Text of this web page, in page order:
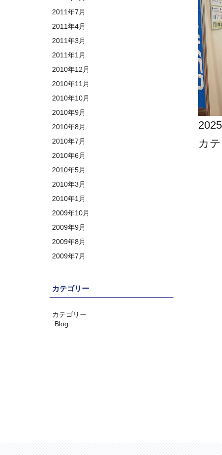
2011年7月
2011年4月
2011年3月
2011年1月
2010年12月
2010年11月
2010年10月
2010年9月
2010年8月
2010年7月
2010年6月
2010年5月
2010年3月
2010年1月
2009年10月
2009年9月
2009年8月
2009年7月
カテゴリー
カテゴリー
Blog
カ